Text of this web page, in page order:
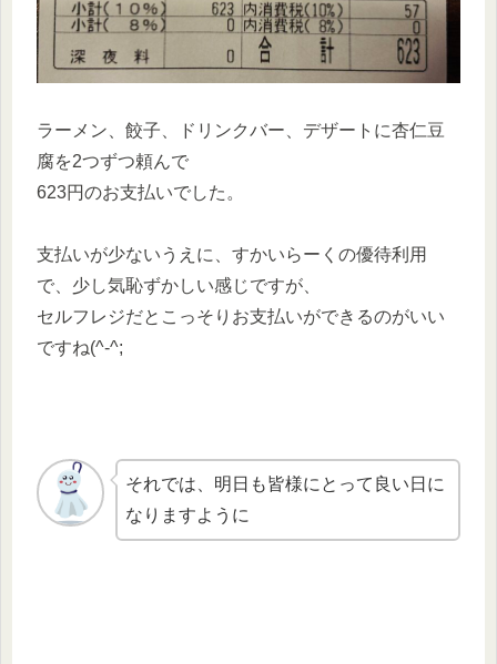
ラーメン、餃子、ドリンクバー、デザートに杏仁豆
腐を2つずつ頼んで
623円のお支払いでした。
支払いが少ないうえに、すかいらーくの優待利用
で、少し気恥ずかしい感じですが、
セルフレジだとこっそりお支払いができるのがいい
ですね(^-^;
それでは、明日も皆様にとって良い日に
なりますように